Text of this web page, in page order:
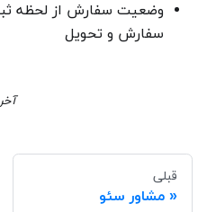
وضعیت سفارش از لحظه
سفارش و تحویل
قبلی
مشاور سئو